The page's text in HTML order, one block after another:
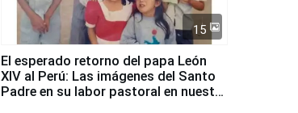
15
El esperado retorno del papa León
XIV al Perú: Las imágenes del Santo
Padre en su labor pastoral en nuestro